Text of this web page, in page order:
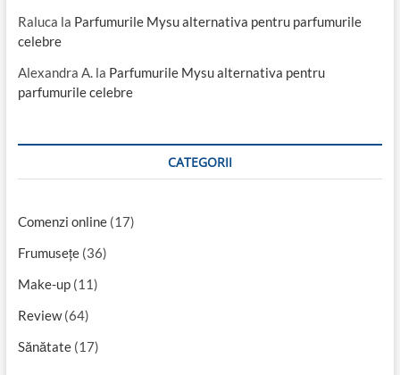
Raluca la Parfumurile Mysu alternativa pentru parfumurile
celebre
Alexandra A.la Parfumurile Mysu alternativa pentru
parfumurile celebre
CATEGORII
Comenzi online(17)
Frumusețe(36)
Make-up(11)
Review(64)
Sănătate(17)